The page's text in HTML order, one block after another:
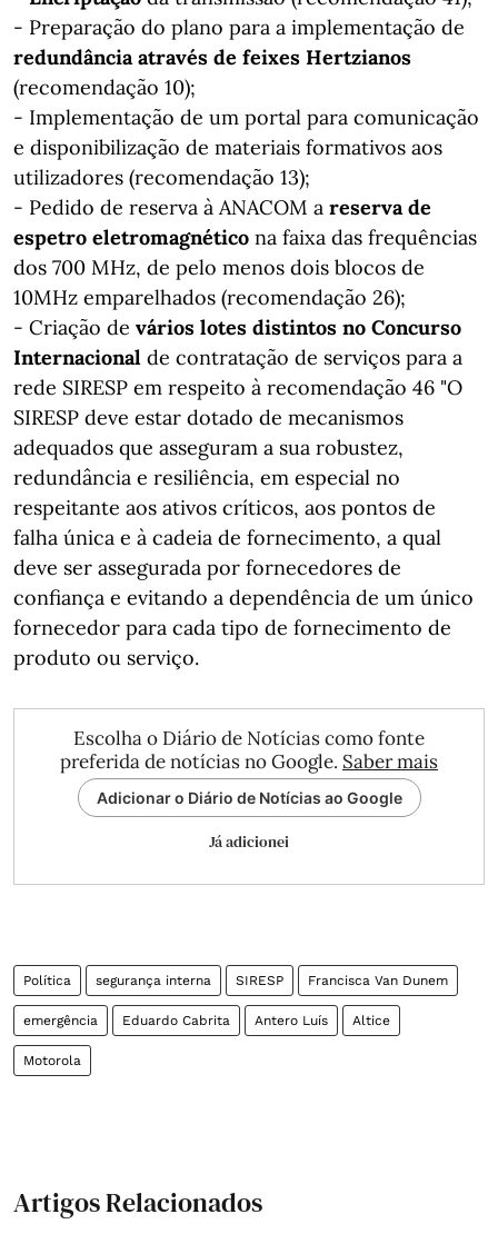
- Preparação do plano para a implementação de
redundância através de feixes Hertzianos
(recomendação 10);
- Implementação de um portal para comunicação
e disponibilização de materiais formativos aos
utilizadores (recomendação 13);
- Pedido de reserva à ANACOM a reserva de
espetro eletromagnético na faixa das frequências
dos 700 MHz, de pelo menos dois blocos de
10MHz emparelhados (recomendação 26);
- Criação de vários lotes distintos no Concurso
Internacional de contratação de serviços para a
rede SIRESP em respeito à recomendação 46 "O
SIRESP deve estar dotado de mecanismos
adequados que asseguram a sua robustez,
redundância e resiliência, em especial no
respeitante aos ativos críticos, aos pontos de
falha única e à cadeia de fornecimento, a qual
deve ser assegurada por fornecedores de
confiança e evitando a dependência de um único
fornecedor para cada tipo de fornecimento de
produto ou serviço.
Escolha o Diário de Notícias como fonte
preferida de notícias no Google. Saber mais
Adicionar o Diário de Notícias ao Google
Já adicionei
Política segurança interna SIRESP Francisca Van Dunem
emergência Eduardo Cabrita Antero Luís Altice
Motorola
Artigos Relacionados